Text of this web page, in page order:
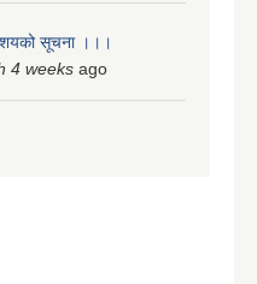
सूचना ।।।
4 weeks ago